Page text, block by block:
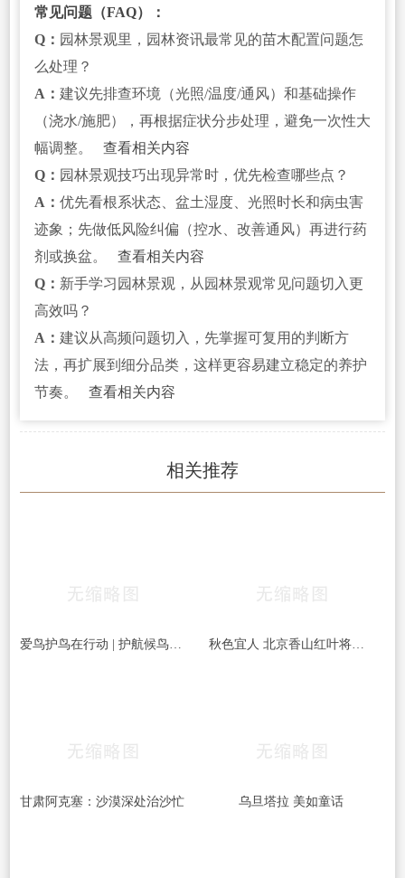
常见问题（FAQ）：
Q： 园林景观里，园林资讯最常见的苗木配置问题怎
么处理？
A： 建议先排查环境（光照/温度/通风）和基础操作
（浇水/施肥），再根据症状分步处理，避免一次性大
幅调整。
查看相关内容
Q： 园林景观技巧出现异常时，优先检查哪些点？
A： 优先看根系状态、盆土湿度、光照时长和病虫害
迹象；先做低风险纠偏（控水、改善通风）再进行药
剂或换盆。
查看相关内容
Q： 新手学习园林景观，从园林景观常见问题切入更
高效吗？
A： 建议从高频问题切入，先掌握可复用的判断方
法，再扩展到细分品类，这样更容易建立稳定的养护
节奏。
查看相关内容
相关推荐
爱鸟护鸟在行动 | 护航候鸟迁徙，守护鸟类家园！哈尔滨青少年在行动…… 秋色宜人 北京香山红叶将迎最佳观赏期
甘肃阿克塞：沙漠深处治沙忙 乌旦塔拉 美如童话